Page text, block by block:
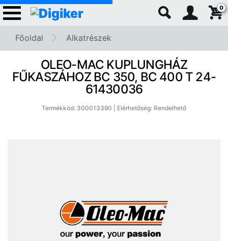
0
Főoldal Alkatrészek
OLEO-MAC KUPLUNGHÁZ
FŰKASZÁHOZ BC 350, BC 400 T 24-
61430036
Termékkód: 300013390 | Elérhetőség: Rendelhető